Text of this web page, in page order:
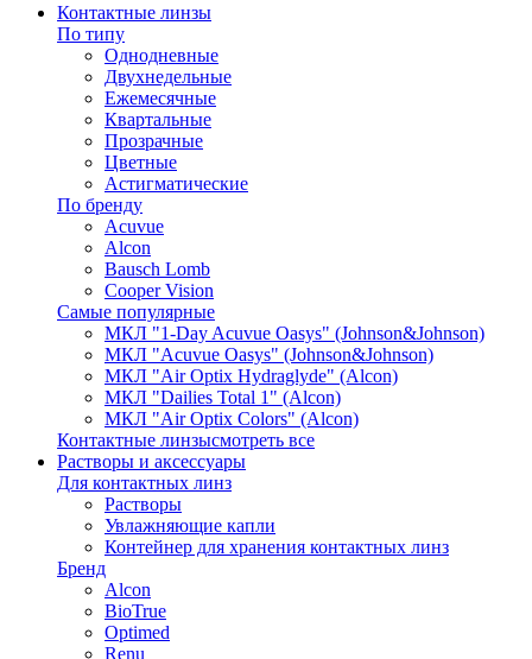
Контактные линзы
По типу
Однодневные
Двухнедельные
Ежемесячные
Квартальные
Прозрачные
Цветные
Астигматические
По бренду
Acuvue
Alcon
Bausch Lomb
Cooper Vision
Самые популярные
МКЛ "1-Day Acuvue Oasys" (Johnson&Johnson)
МКЛ "Acuvue Oasys" (Johnson&Johnson)
МКЛ "Air Optix Hydraglyde" (Alcon)
МКЛ "Dailies Total 1" (Alcon)
МКЛ "Air Optix Colors" (Alcon)
Контактные линзысмотреть все
Растворы и аксессуары
Для контактных линз
Растворы
Увлажняющие капли
Контейнер для хранения контактных линз
Бренд
Alcon
BioTrue
Optimed
Renu